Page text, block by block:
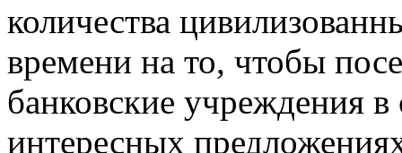
количества
времени на то, чтобы
банковские учреждения в
интересных